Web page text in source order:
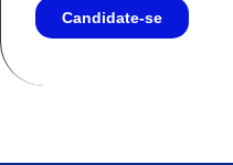
Candidate-se